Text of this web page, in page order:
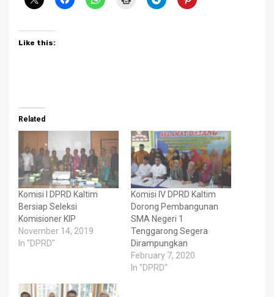
Like this:
Related
Komisi I DPRD Kaltim
Bersiap Seleksi
Komisioner KIP
November 14, 2019
In "DPRD"
Komisi IV DPRD Kaltim
Dorong Pembangunan
SMA Negeri 1
Tenggarong Segera
Dirampungkan
February 7, 2020
In "DPRD"